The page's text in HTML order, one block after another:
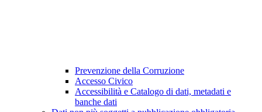
Prevenzione della Corruzione
Accesso Civico
Accessibilità e Catalogo di dati, metadati e
banche dati